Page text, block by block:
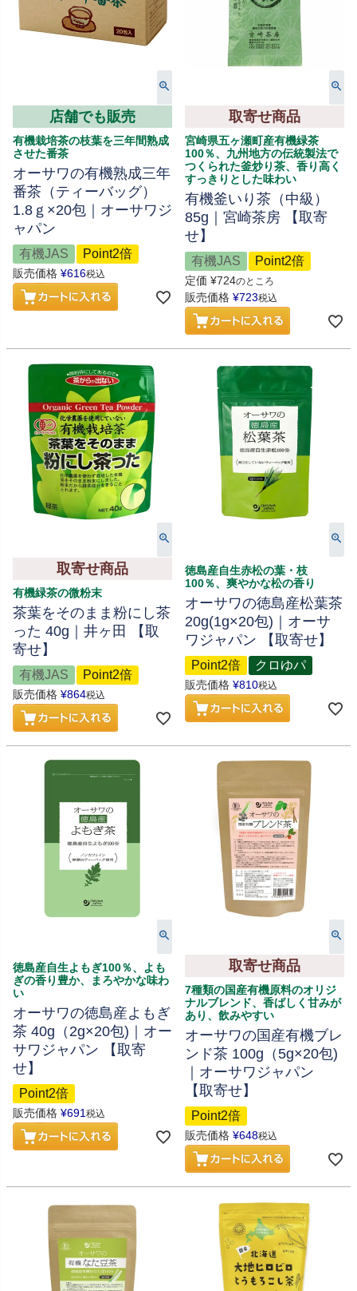
店舗でも販売
有機栽培茶の枝葉を三年間熟成
させた番茶
オーサワの有機熟成三年
番茶（ティーバッグ）
1.8ｇ×20包｜オーサワジ
ャパン
有機JAS Point2倍
販売価格 ¥616税込
取寄せ商品
宮崎県五ヶ瀬町産有機緑茶
100％、九州地方の伝統製法で
つくられた釜炒り茶、香り高く
すっきりとした味わい
有機釜いり茶（中級）
85g｜宮崎茶房 【取寄
せ】
有機JAS Point2倍
定価 ¥724のところ
販売価格 ¥723税込
取寄せ商品
有機緑茶の微粉末
茶葉をそのまま粉にし茶
った 40g｜井ヶ田 【取
寄せ】
有機JAS Point2倍
販売価格 ¥864税込
徳島産自生赤松の葉・枝
100％、爽やかな松の香り
オーサワの徳島産松葉茶
20g(1g×20包)｜オーサ
ワジャパン 【取寄せ】
Point2倍 クロゆパ
販売価格 ¥810税込
徳島産自生よもぎ100％、よも
ぎの香り豊か、まろやかな味わ
い
オーサワの徳島産よもぎ
茶 40g（2g×20包)｜オー
サワジャパン 【取寄
せ】
Point2倍
販売価格 ¥691税込
取寄せ商品
7種類の国産有機原料のオリジ
ナルブレンド、香ばしく甘みが
あり、飲みやすい
オーサワの国産有機ブレ
ンド茶 100g（5g×20包)
｜オーサワジャパン
【取寄せ】
Point2倍
販売価格 ¥648税込